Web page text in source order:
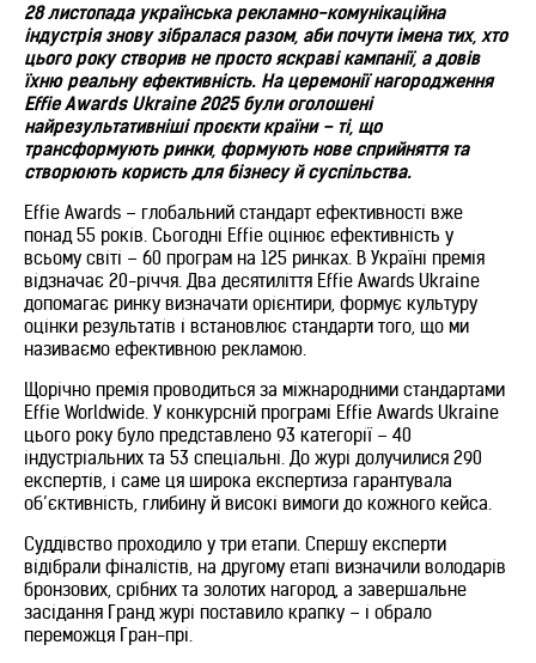
28 листопада українська рекламно-комунікаційна
індустрія знову зібралася разом, аби почути імена тих, хто
цього року створив не просто яскраві кампанії, а довів
їхню реальну ефективність. На церемонії нагородження
Effie Awards Ukraine 2025 були оголошені
найрезультативніші проєкти країни – ті, що
трансформують ринки, формують нове сприйняття та
створюють користь для бізнесу й суспільства.
Effie Awards – глобальний стандарт ефективності вже
понад 55 років. Сьогодні Effie оцінює ефективність у
всьому світі – 60 програм на 125 ринках. В Україні премія
відзначає 20-річчя. Два десятиліття Effie Awards Ukraine
допомагає ринку визначати орієнтири, формує культуру
оцінки результатів і встановлює стандарти того, що ми
називаємо ефективною рекламою.
Щорічно премія проводиться за міжнародними стандартами
Effie Worldwide. У конкурсній програмі Effie Awards Ukraine
цього року було представлено 93 категорії – 40
індустріальних та 53 спеціальні. До журі долучилися 290
експертів, і саме ця широка експертиза гарантувала
об’єктивність, глибину й високі вимоги до кожного кейса.
Суддівство проходило у три етапи. Спершу експерти
відібрали фіналістів, на другому етапі визначили володарів
бронзових, срібних та золотих нагород, а завершальне
засідання Гранд журі поставило крапку – і обрало
переможця Гран-прі.